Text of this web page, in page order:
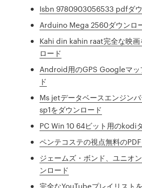
Isbn 9780903056533 pdfダ
Arduino Mega 2560ダウンロ
Kahi din kahin raat完全な映画
ロード
Android用のGPS Googleマッ
ド
Ms jetデータベースエンジン
sp1をダウンロード
PC Win 10 64ビット用のkodi
ペンテコステの視点無料の
ジェームズ・ボンド、ユニオ
ンロード
完全なYouTubeプレイリスト